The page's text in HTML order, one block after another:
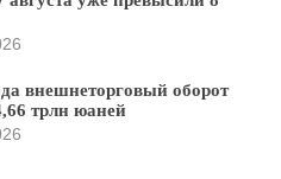
внешнеторговый оборот
трлн юаней